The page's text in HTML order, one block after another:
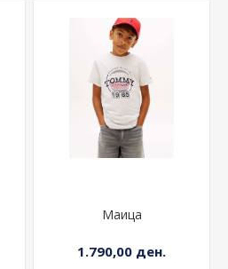
Маица
1.790,00 ден.